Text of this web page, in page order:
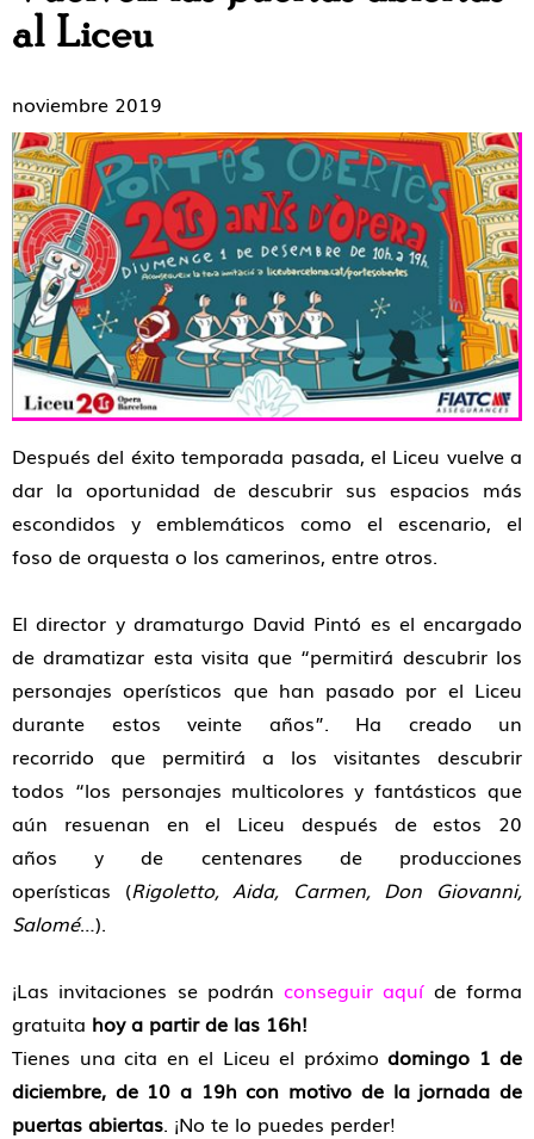
al Liceu
noviembre 2019
Después del éxito temporada pasada, el Liceu vuelve a
dar la oportunidad de descubrir sus espacios más
escondidos y emblemáticos como el escenario, el
foso de orquesta o los camerinos, entre otros.
El director y dramaturgo David Pintó es el encargado
de dramatizar esta visita que “permitirá descubrir los
personajes operísticos que han pasado por el Liceu
durante estos veinte años”. Ha creado un
recorrido que permitirá a los visitantes descubrir
todos “los personajes multicolores y fantásticos que
aún resuenan en el Liceu después de estos 20
años y de centenares de producciones
operísticas (Rigoletto, Aida, Carmen, Don Giovanni,
Salomé…).
¡Las invitaciones se podránconseguir aquíde forma
gratuita hoy a partir de las 16h!
Tienes una cita en el Liceu el próximo domingo 1 de
diciembre, de 10 a 19h con motivo de la jornada de
puertas abiertas. ¡No te lo puedes perder!